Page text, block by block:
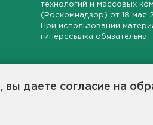
даете согласие на
технологий и массовых
(Роскомнадзор) от 18 мая
При использовании
гиперссылка обязательна.
инвестиционной активности в
и конструктивной площадкой для